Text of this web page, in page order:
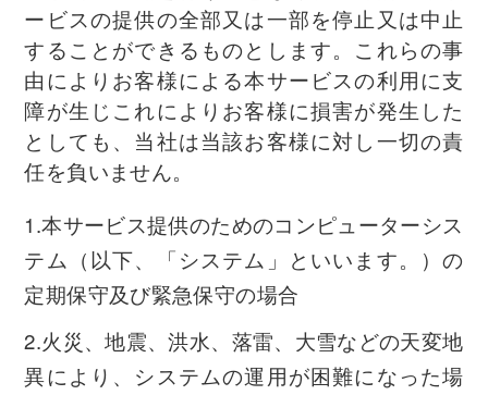
ービスの提供の全部又は一部を停止又は中止
することができるものとします。これらの事
由によりお客様による本サービスの利用に支
障が生じこれによりお客様に損害が発生した
としても、当社は当該お客様に対し一切の責
任を負いません。
1.本サービス提供のためのコンピューターシス
テム（以下、「システム」といいます。）の
定期保守及び緊急保守の場合
2.火災、地震、洪水、落雷、大雪などの天変地
異により、システムの運用が困難になった場